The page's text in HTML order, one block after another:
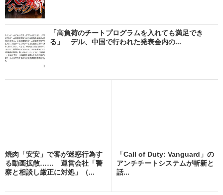
「高負荷のチートプログラムを入れても満足でき
る」 デル、中国で行われた発表会内の...
焼肉「安安」で客が迷惑行為す
る動画拡散…… 運営会社「警
察と相談し厳正に対処」（...
「Call of Duty: Vanguard」の
アンチチートシステムが斬新と
話...